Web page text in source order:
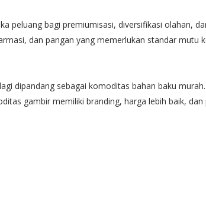
peluang bagi premiumisasi, diversifikasi olahan,
dan pangan yang memerlukan standar mutu
dipandang sebagai komoditas bahan baku
gambir memiliki branding, harga lebih baik, dan